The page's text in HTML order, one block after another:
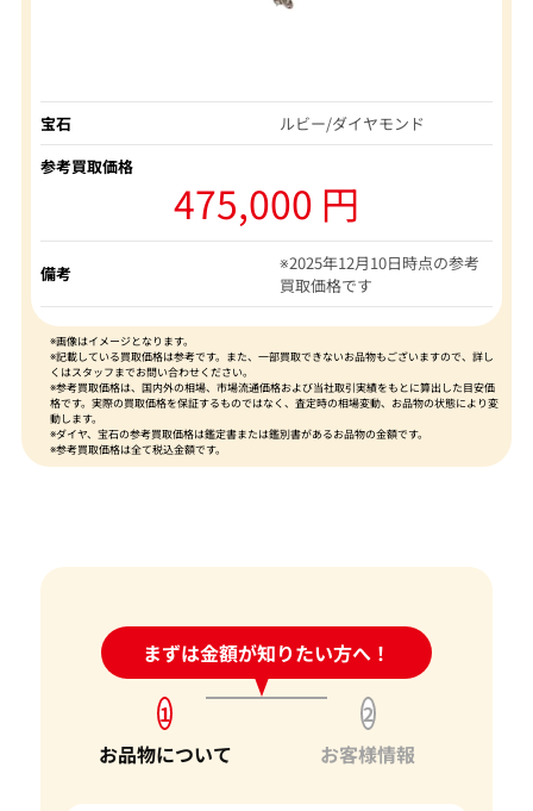
宝石
ルビー/ダイヤモンド
参考買取価格
475,000 円
備考
※2025年12月10日時点の参考
買取価格です
※画像はイメージとなります。
※記載している買取価格は参考です。また、一部買取できないお品物もございますので、詳し
くはスタッフまでお問い合わせください。
※参考買取価格は、国内外の相場、市場流通価格および当社取引実績をもとに算出した目安価
格です。実際の買取価格を保証するものではなく、査定時の相場変動、お品物の状態により変
動します。
※ダイヤ、宝石の参考買取価格は鑑定書または鑑別書があるお品物の金額です。
※参考買取価格は全て税込金額です。
まずは金額が知りたい方へ！
24時間受付中!問い合わせフォーム
1
お品物について
2
お客様情報